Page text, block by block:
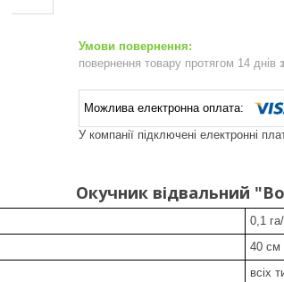
повернення товару протягом 14 днів
У компанії підключені електронні
Окучник відвальний
0,1
40 см
всіх